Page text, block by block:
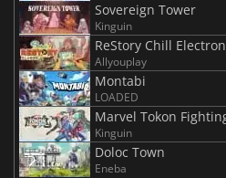
Sovereign Tower
Kinguin
ReStory Chill
Allyouplay
Montabi
LOADED
Marvel Tokon
Kinguin
Doloc Town
Eneba